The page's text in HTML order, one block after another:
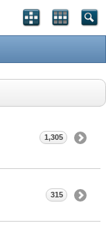
1,305
315